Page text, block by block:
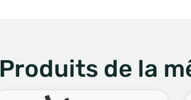
Produits de la